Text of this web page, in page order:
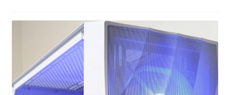
フルカスタマイズ相談
みんなのPC組立履歴